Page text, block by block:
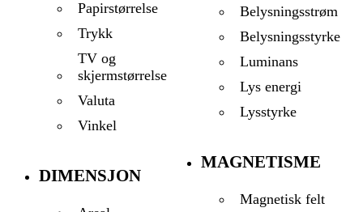
Papirstørrelse
Trykk
TV og
skjermstørrelse
Valuta
Vinkel
DIMENSJON
Belysningsstrøm
Belysningsstyrke
Luminans
Lys energi
Lysstyrke
MAGNETISME
Magnetisk felt